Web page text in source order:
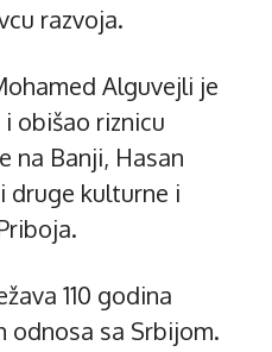
razvoja.
Alguvejli je
obišao riznicu
na Banji, Hasan
druge kulturne i
110 godina
sa Srbijom.